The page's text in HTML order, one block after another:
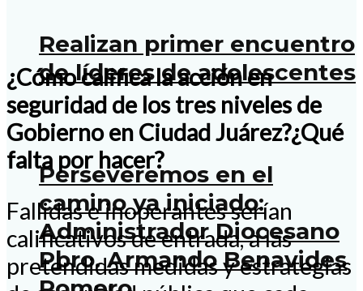
Realizan primer encuentro
de líderes de adolescentes
Perseveremos en el
camino ya iniciado:
Administrador Diocesano
Pbro. Armando Benavides
¿Cómo califica la acción en
seguridad de los tres niveles de
Gobierno en Ciudad Juárez?¿Qué
falta por hacer?
Fallidas e inoperantes serían
calificativos de entrada, a las
pretendidas medidas y estrategias